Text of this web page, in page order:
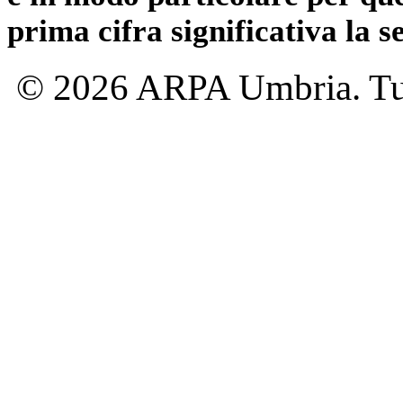
prima cifra significativa la
© 2026 ARPA Umbria.